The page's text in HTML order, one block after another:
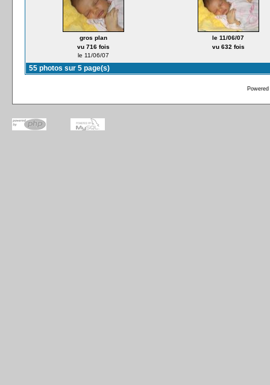
gros plan
vu 716 fois
le 11/06/07
le 11/06/07
vu 632 fois
55 photos sur 5 page(s)